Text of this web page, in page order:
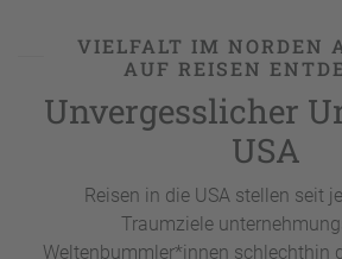
P
rt
n
e
r
VIELFALT IM NORDEN
AUF REISEN
Unvergesslicher
USA
Reisen in die USA stellen seit
Traumziele
Weltenbummler*innen schlechthin